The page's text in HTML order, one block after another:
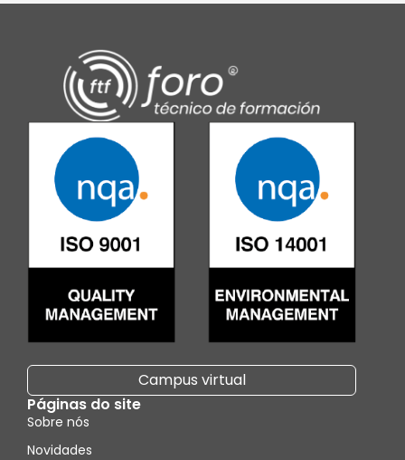
Campus virtual
Páginas do site
Sobre nós
Novidades